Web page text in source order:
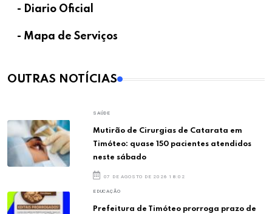
- Diario Oficial
- Mapa de Serviços
OUTRAS NOTÍCIAS
SAÚDE
Mutirão de Cirurgias de Catarata em
Timóteo: quase 150 pacientes atendidos
neste sábado
07 DE AGOSTO DE 2026 18:02
EDUCAÇÃO
Prefeitura de Timóteo prorroga prazo de